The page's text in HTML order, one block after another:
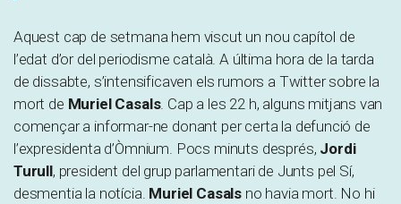
Aquest cap de setmana hem viscut un nou capítol de
l’edat d’or del periodisme català. A última hora de la tarda
de dissabte, s’intensificaven els rumors a Twitter sobre la
mort de Muriel Casals. Cap a les 22 h, alguns mitjans van
començar a informar-ne donant per certa la defunció de
l’expresidenta d’Òmnium. Pocs minuts després, Jordi
Turull, president del grup parlamentari de Junts pel Sí,
desmentia la notícia. Muriel Casals no havia mort. No hi